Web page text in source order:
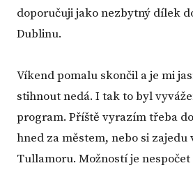
doporučuji jako nezbytný dílek
Dublinu.
Víkend pomalu skončil a je mi
stihnout nedá. I tak to byl
program. Příště vyrazím třeba
hned za městem, nebo si zajedu
Tullamoru. Možností je